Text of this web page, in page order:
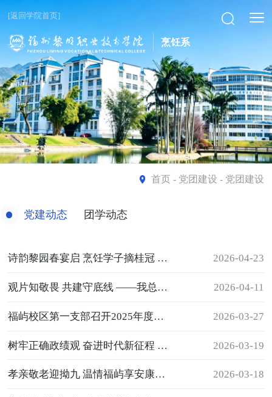
[返回学院首页]
烹饪系
首页- 党团建设 - 党团建设
党建动态 团学动态
诗韵黎园春宴启 烹饪学子摘桂冠 —— 第七届 “读吧！黎明” 古诗文大赛圆满落幕 2026-04-23
观片知敬畏 共建守底线 ——我总支联合福屿社区组织观看警示教育片《角头》 2026-04-11
福屿校区第一支部召开2025年度专题组织生活会暨民主评议党员 2026-03-27
树牢正确政绩观 奋进时代新征程 ——福屿校区党总支召开“树立和践行正确政绩观学习教育”动员部署 2026-03-19
孝亲敬老迎拗九 温情福屿享安康｜福屿校区拗九节主题活动圆满落幕 2026-03-18